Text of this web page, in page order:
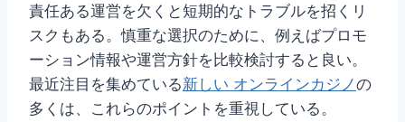
責任ある運営を欠くと短期的なトラブルを招くリ
スクもある。慎重な選択のために、例えばプロモ
ーション情報や運営方針を比較検討すると良い。
最近注目を集めている新しい オンラインカジノの
多くは、これらのポイントを重視している。